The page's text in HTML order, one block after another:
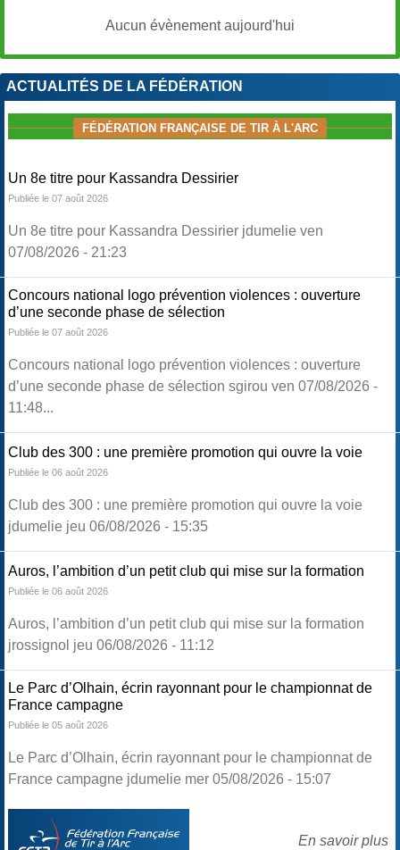
Aucun évènement aujourd'hui
ACTUALITÉS DE LA FÉDÉRATION
FÉDÉRATION FRANÇAISE DE TIR À L'ARC
Un 8e titre pour Kassandra Dessirier
Publiée le 07 août 2026
Un 8e titre pour Kassandra Dessirier jdumelie ven
07/08/2026 - 21:23
Concours national logo prévention violences : ouverture
d’une seconde phase de sélection
Publiée le 07 août 2026
Concours national logo prévention violences : ouverture
d’une seconde phase de sélection sgirou ven 07/08/2026 -
11:48...
Club des 300 : une première promotion qui ouvre la voie
Publiée le 06 août 2026
Club des 300 : une première promotion qui ouvre la voie
jdumelie jeu 06/08/2026 - 15:35
Auros, l’ambition d’un petit club qui mise sur la formation
Publiée le 06 août 2026
Auros, l’ambition d’un petit club qui mise sur la formation
jrossignol jeu 06/08/2026 - 11:12
Le Parc d’Olhain, écrin rayonnant pour le championnat de
France campagne
Publiée le 05 août 2026
Le Parc d’Olhain, écrin rayonnant pour le championnat de
France campagne jdumelie mer 05/08/2026 - 15:07
En savoir plus